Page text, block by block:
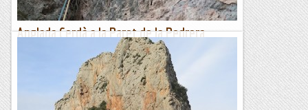
Anglada Cerdà a la Paret de la Pedrera
Com no podia ser d'una altre manera en Cerdà i l'Anglada
tenien tota la paret per desvirgar i gràcies al seu bon ull
varen triar la linea més lógica de la paret.Potser...